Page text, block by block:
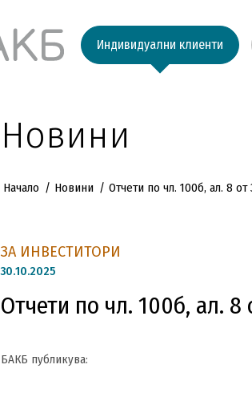
Индивидуални клиенти
Новини
Начало Новини Отчети по чл. 100б, ал. 8
ЗА ИНВЕСТИТОРИ
30.10.2025
Отчети по чл. 100б, ал.
БАКБ публикува: